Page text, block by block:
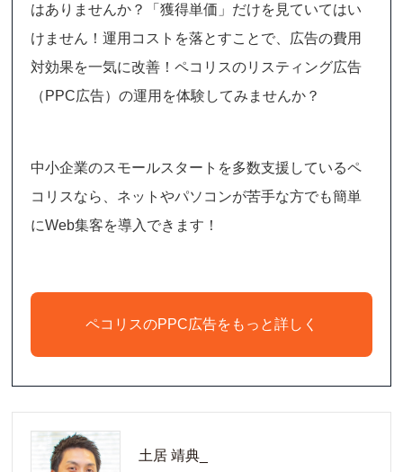
はありませんか？「獲得単価」だけを見ていてはい
けません！運用コストを落とすことで、広告の費用
対効果を一気に改善！ペコリスのリスティング広告
（PPC広告）の運用を体験してみませんか？
中小企業のスモールスタートを多数支援しているペ
コリスなら、ネットやパソコンが苦手な方でも簡単
にWeb集客を導入できます！
ペコリスのPPC広告をもっと詳しく
土居 靖典_